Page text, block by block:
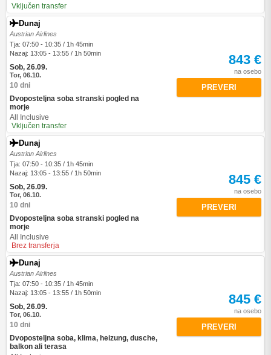
Vključen transfer
Dunaj
Austrian Airlines
Tja: 07:50 - 10:35 / 1h 45min
Nazaj: 13:05 - 13:55 / 1h 50min
Sob, 26.09.
Tor, 06.10.
10 dni
Dvoposteljna soba stranski pogled na
morje
All Inclusive
Vključen transfer
843 €
na osebo
PREVERI
Dunaj
Austrian Airlines
Tja: 07:50 - 10:35 / 1h 45min
Nazaj: 13:05 - 13:55 / 1h 50min
Sob, 26.09.
Tor, 06.10.
10 dni
Dvoposteljna soba stranski pogled na
morje
All Inclusive
Brez transferja
845 €
na osebo
PREVERI
Dunaj
Austrian Airlines
Tja: 07:50 - 10:35 / 1h 45min
Nazaj: 13:05 - 13:55 / 1h 50min
Sob, 26.09.
Tor, 06.10.
10 dni
Dvoposteljna soba, klima, heizung, dusche,
balkon ali terasa
845 €
na osebo
PREVERI